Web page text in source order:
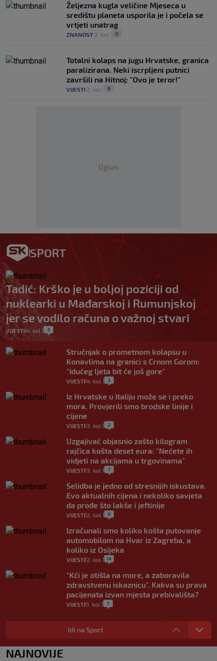
Željezna kugla veličine Mjeseca u
središtu planeta usporila je i počela se
vrtjeti unatrag
ZNANOST 3. kol. 0
Totalni kolaps na jugu Hrvatske, granica
paralizirana. Neki iscrpljeni putnici
završili na Hitnoj: "Ovo je teror!"
VIJESTI 2. kol. 6
Oglas
SPORT
Tadić: Krško je u boljoj poziciji od
nuklearki u Mađarskoj i Rumunjskoj
jer se vodilo računa o važnoj stvari
VIJESTI 4. kol. 5
Stručnjak o prometnom kolapsu u
Konavlima na granici s Crnom Gorom:
"Idućeg ljeta bit će još gore"
VIJESTI 4. kol. 3
Iz Hrvatske u Italiju može se i preko
mora. Provjerili smo brodske linije i
cijene
VIJESTI 3. kol. 2
Uzgajivač objasnio zašto kilogram
rajčica košta deset eura: "Nećete ih
vidjeti na akcijama u trgovinama"
VIJESTI 3. kol. 7
Selidba je jedno od stresnijih iskustava.
Evo aktualnih cijena i nekoliko savjeta
da prođe što lakše i jeftinije
VIJESTI 2. kol. 0
Izračunali smo koliko košta putovanje
automobilom na Hvar iz Zagreba, a
koliko iz Osijeka
VIJESTI 2. kol. 14
"Kći je otišla na more, a zaboravila
zdravstvenu iskaznicu". Kakva su prava
pacijenata izvan mjesta prebivališta?
VIJESTI 1. kol. 1
Provjerili smo "što ćemo onda" ako
Plenković na 15 dana ukine mjere: "Ne bi
se dogodilo ništa. Vlada se zaljubila u te
intervencije"
Idi na Sport
NAJNOVIJE